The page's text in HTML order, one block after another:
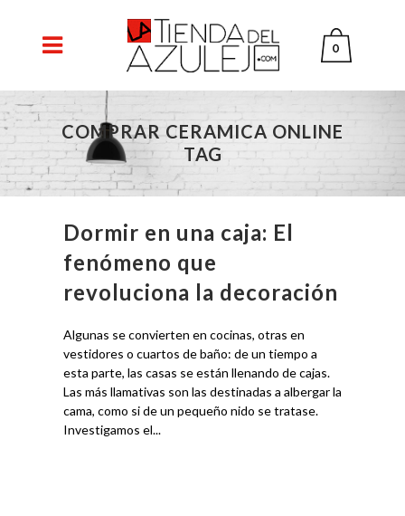
0
COMPRAR CERAMICA ONLINE
TAG
Dormir en una caja: El
fenómeno que
revoluciona la decoración
Algunas se convierten en cocinas, otras en
vestidores o cuartos de baño: de un tiempo a
esta parte, las casas se están llenando de cajas.
Las más llamativas son las destinadas a albergar la
cama, como si de un pequeño nido se tratase.
Investigamos el...